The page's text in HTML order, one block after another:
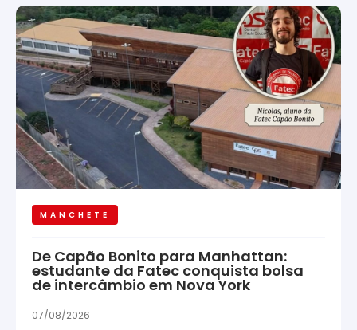
MANCHETE
De Capão Bonito para Manhattan:
estudante da Fatec conquista bolsa
de intercâmbio em Nova York
07/08/2026